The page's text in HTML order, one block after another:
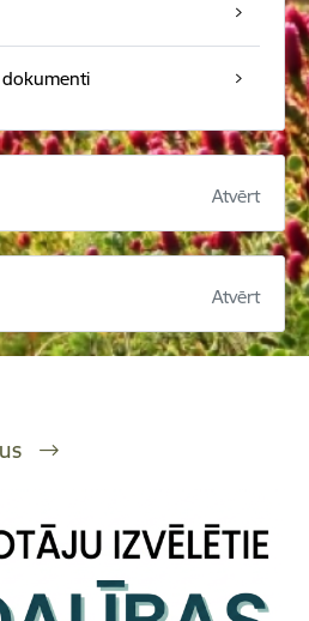
Atvērt
Atvērt